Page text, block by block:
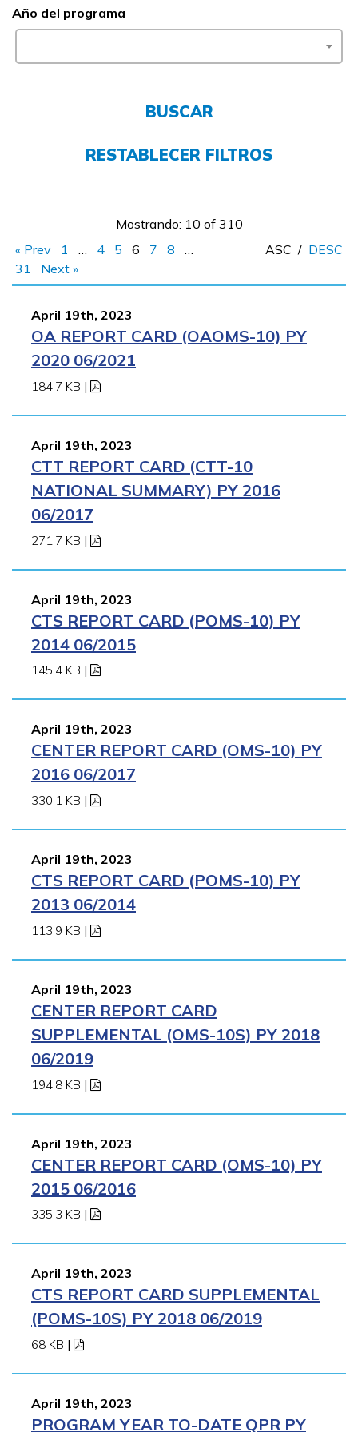
FAQs
Año del programa
BUSCAR
RESTABLECER FILTROS
Mostrando: 10 of 310
« Prev
1 … 4 5 6 7 8
…
31
Next »
ASC / DESC
April 19th, 2023
OA REPORT CARD (OAOMS-10) PY
2020 06/2021
184.7 KB |
April 19th, 2023
CTT REPORT CARD (CTT-10
NATIONAL SUMMARY) PY 2016
06/2017
271.7 KB |
April 19th, 2023
CTS REPORT CARD (POMS-10) PY
2014 06/2015
145.4 KB |
April 19th, 2023
CENTER REPORT CARD (OMS-10) PY
2016 06/2017
330.1 KB |
April 19th, 2023
CTS REPORT CARD (POMS-10) PY
2013 06/2014
113.9 KB |
April 19th, 2023
CENTER REPORT CARD
SUPPLEMENTAL (OMS-10S) PY 2018
06/2019
194.8 KB |
April 19th, 2023
CENTER REPORT CARD (OMS-10) PY
2015 06/2016
335.3 KB |
April 19th, 2023
CTS REPORT CARD SUPPLEMENTAL
(POMS-10S) PY 2018 06/2019
68 KB |
April 19th, 2023
PROGRAM YEAR TO-DATE QPR PY